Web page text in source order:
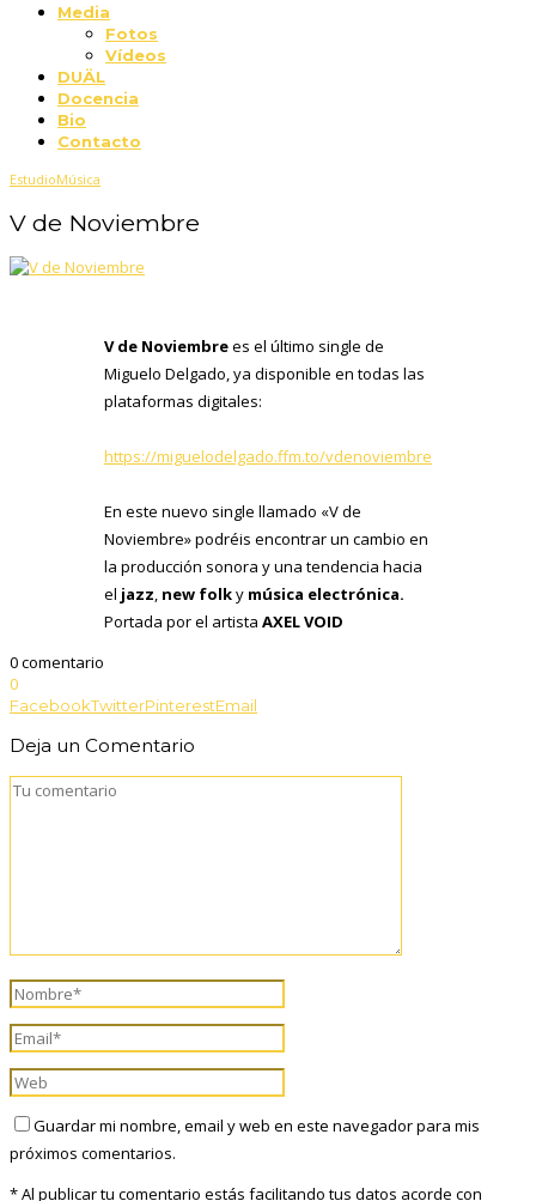
Media
Fotos
Vídeos
DUÄL
Docencia
Bio
Contacto
EstudioMúsica
V de Noviembre
V de Noviembrees el último single de
Miguelo Delgado, ya disponible en todas las
plataformas digitales:
https://miguelodelgado.ffm.to/vdenoviembre
En este nuevo single llamado «V de
Noviembre» podréis encontrar un cambio en
la producción sonora y una tendencia hacia
el jazz, new folky música electrónica.
Portada por el artista AXEL VOID
0 comentario
0
FacebookTwitterPinterestEmail
Deja un Comentario
Guardar mi nombre, email y web en este navegador para mis
próximos comentarios.
* Al publicar tu comentario estás facilitando tus datos acorde con